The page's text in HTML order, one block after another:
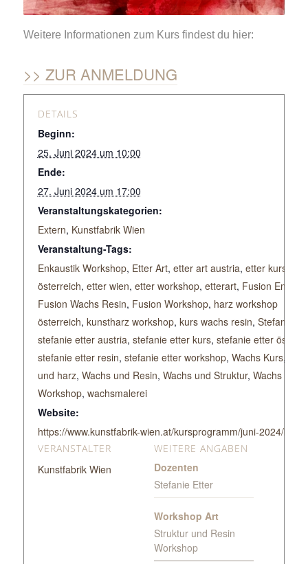
Weitere Informationen zum Kurs findest du hier:
ZUR ANMELDUNG
DETAILS
Beginn:
25. Juni 2024 um 10:00
Ende:
27. Juni 2024 um 17:00
Veranstaltungskategorien:
Extern, Kunstfabrik Wien
Veranstaltung-Tags:
Enkaustik Workshop, Etter Art, etter art austria, etter kurs
österreich, etter wien, etter workshop, etterart, Fusion
Fusion Wachs Resin, Fusion Workshop, harz workshop
österreich, kunstharz workshop, kurs wachs resin, Stefanie
stefanie etter austria, stefanie etter kurs, stefanie etter
stefanie etter resin, stefanie etter workshop, Wachs Kurs,
und harz, Wachs und Resin, Wachs und Struktur, Wachs
Workshop, wachsmalerei
Website:
https://www.kunstfabrik-wien.at/kursprogramm/juni-2024/k24-
VERANSTALTER
Kunstfabrik Wien
WEITERE ANGABEN
Dozenten
Stefanie Etter
Workshop Art
Struktur und Resin
Workshop